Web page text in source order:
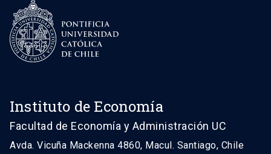
Instituto de Economía
Facultad de Economía y Administración UC
Avda. Vicuña Mackenna 4860, Macul. Santiago, Chile